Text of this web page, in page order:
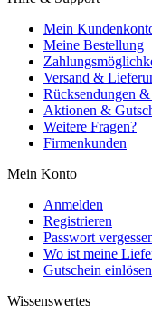
Mein
Meine Bestellung
Versand &
Rücksendungen
Aktionen &
Weitere Fragen?
Firmenkunden
Mein Konto
Anmelden
Registrieren
Passwort
Wo ist meine
Gutschein einlösen
Wissenswertes